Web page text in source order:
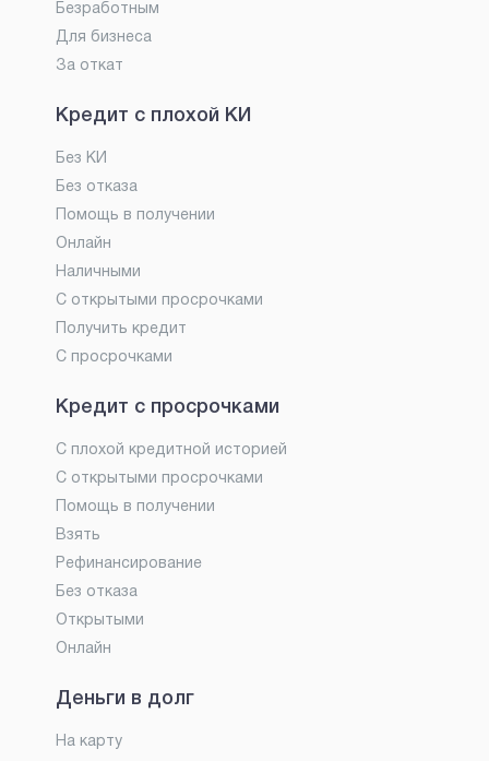
Безработным
Для бизнеса
За откат
Кредит с плохой КИ
Без КИ
Без отказа
Помощь в получении
Онлайн
Наличными
С открытыми просрочками
Получить кредит
С просрочками
Кредит с просрочками
С плохой кредитной историей
С открытыми просрочками
Помощь в получении
Взять
Рефинансирование
Без отказа
Открытыми
Онлайн
Деньги в долг
На карту